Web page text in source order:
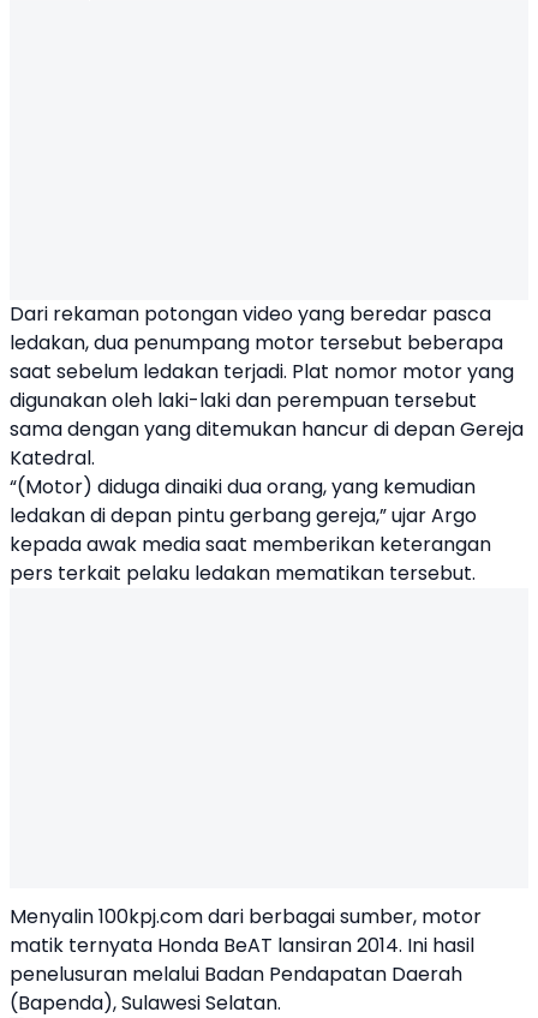
Dari rekaman potongan video yang beredar pasca
ledakan, dua penumpang motor tersebut beberapa
saat sebelum ledakan terjadi. Plat nomor motor yang
digunakan oleh laki-laki dan perempuan tersebut
sama dengan yang ditemukan hancur di depan Gereja
Katedral.
“(Motor) diduga dinaiki dua orang, yang kemudian
ledakan di depan pintu gerbang gereja,” ujar Argo
kepada awak media saat memberikan keterangan
pers terkait pelaku ledakan mematikan tersebut.
Menyalin 100kpj.com dari berbagai sumber, motor
matik ternyata Honda BeAT lansiran 2014. Ini hasil
penelusuran melalui Badan Pendapatan Daerah
(Bapenda), Sulawesi Selatan.